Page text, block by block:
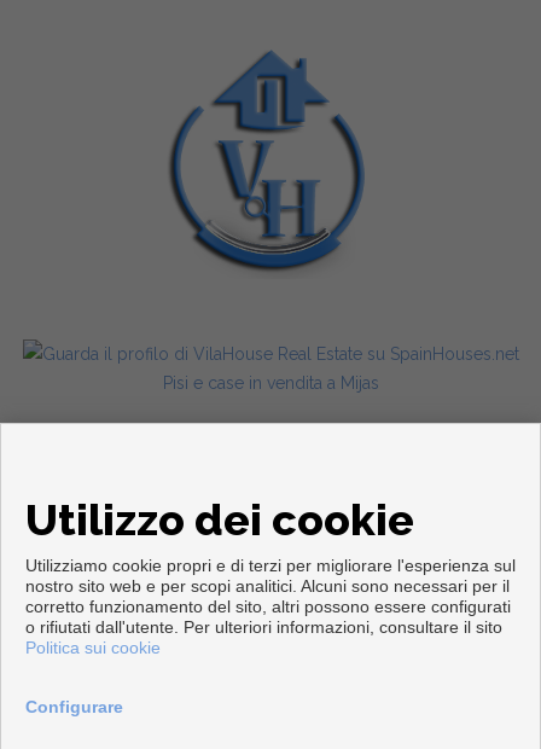
Pisi e case in vendita a Mijas
Copyright © 2026. Tutte le diritti riservate.
Info legali|Protezione dei dati politica
Utilizzo dei cookie
Utilizziamo cookie propri e di terzi per migliorare l'esperienza sul
nostro sito web e per scopi analitici. Alcuni sono necessari per il
corretto funzionamento del sito, altri possono essere configurati
o rifiutati dall'utente. Per ulteriori informazioni, consultare il sito
Politica sui cookie
Configurare